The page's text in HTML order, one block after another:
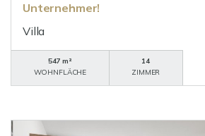
Unternehmer!
Villa
547 m²
WOHNFLÄCHE
14
ZIMMER